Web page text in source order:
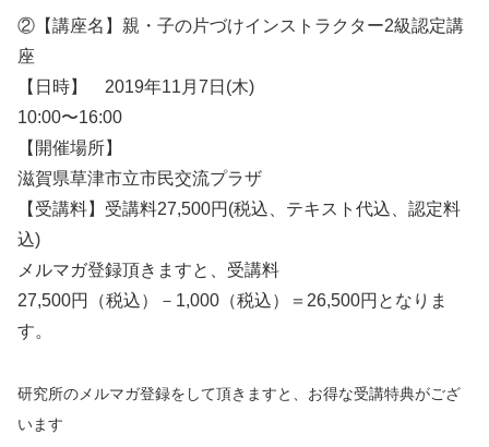
②【講座名】親・子の片づけインストラクター2級認定講
座
【日時】 2019年11月7日(木)
10:00〜16:00
【開催場所】
滋賀県草津市立市民交流プラザ
【受講料】受講料27,500円(税込、テキスト代込、認定料
込)
メルマガ登録頂きますと、受講料
27,500円（税込）－1,000（税込）＝26,500円となりま
す。
研究所のメルマガ登録をして頂きますと、お得な受講特典がござ
います